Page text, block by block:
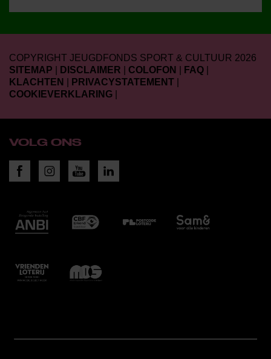
COPYRIGHT JEUGDFONDS SPORT & CULTUUR 2026
SITEMAP
DISCLAIMER COLOFON FAQ
KLACHTEN
PRIVACYSTATEMENT
COOKIEVERKLARING
VOLG ONS